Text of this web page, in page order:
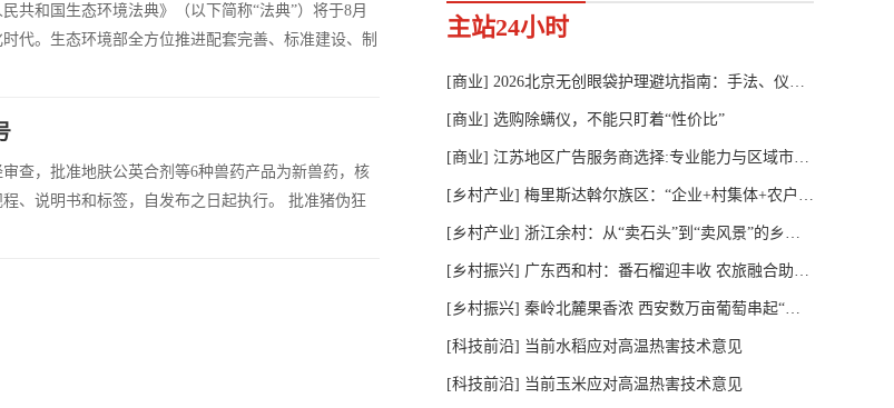
共和国生态环境法典》（以下简称“法典”）将于8月
代。生态环境部全方位推进配套完善、标准建设、制
相关文件的清理和制修订，强化与法典适配衔接，
查，批准地肤公英合剂等6种兽药产品为新兽药，核
、说明书和标签，自发布之日起执行。 批准猪伪狂
，发布产品质量标准、工艺规程、说明书和标签，
主站24小时
[商业] 2026北京无创眼袋护理避坑指南：手法、仪器、套盒怎么搭才有效？主城连锁生美这样选
[商业] 选购除螨仪，不能只盯着“性价比”
[商业] 江苏地区广告服务商选择:专业能力与区域市场洞察并重
[乡村产业] 梅里斯达斡尔族区：“企业+村集体+农户”串起致富链
[乡村产业] 浙江余村：从“卖石头”到“卖风景”的乡村蝶变
[乡村振兴] 广东西和村：番石榴迎丰收 农旅融合助振兴
[乡村振兴] 秦岭北麓果香浓 西安数万亩葡萄串起“甜蜜产业链”
[科技前沿] 当前水稻应对高温热害技术意见
[科技前沿] 当前玉米应对高温热害技术意见